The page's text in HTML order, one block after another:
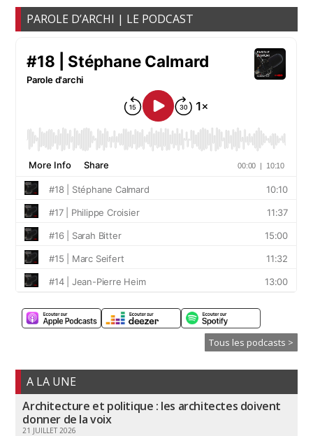
PAROLE D’ARCHI | LE PODCAST
Tous les podcasts >
A LA UNE
Architecture et politique : les architectes doivent
donner de la voix
21 JUILLET 2026